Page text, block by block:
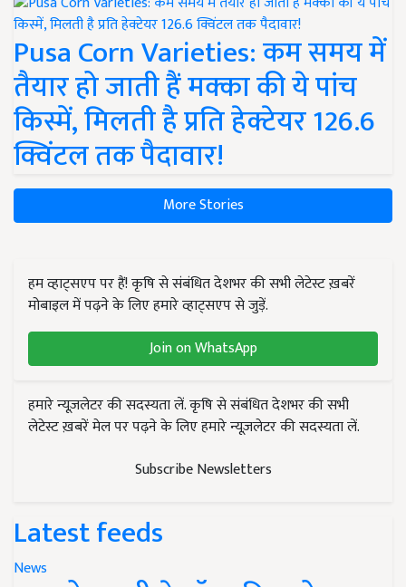
Pusa Corn Varieties: कम समय में
तैयार हो जाती हैं मक्का की ये पांच
किस्में, मिलती है प्रति हेक्टेयर 126.6
क्विंटल तक पैदावार!
More Stories
हम व्हाट्सएप पर हैं! कृषि से संबंधित देशभर की सभी लेटेस्ट ख़बरें
मोबाइल में पढ़ने के लिए हमारे व्हाट्सएप से जुड़ें.
Join on WhatsApp
हमारे न्यूज़लेटर की सदस्यता लें. कृषि से संबंधित देशभर की सभी
लेटेस्ट ख़बरें मेल पर पढ़ने के लिए हमारे न्यूज़लेटर की सदस्यता लें.
Subscribe Newsletters
Latest feeds
News